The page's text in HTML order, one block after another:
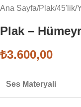
Ana Sayfa/Plak/45'lik/
Plak –
₺3.600,00
Ses Materyali